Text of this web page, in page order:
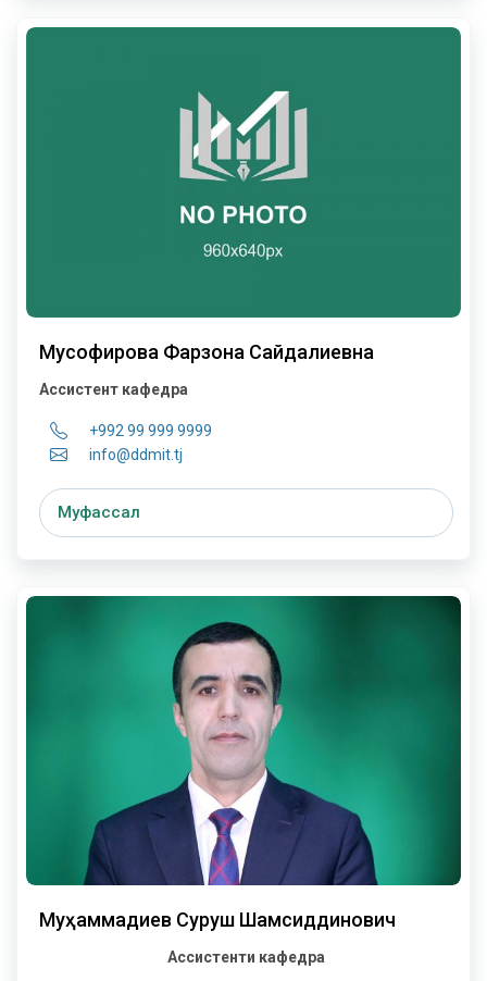
Мусофирова Фарзона Сайдалиевна
Ассистент кафедра
+992 99 999 9999
info@ddmit.tj
Муфассал
Муҳаммадиев Суруш Шамсиддинович
Ассистенти кафедра